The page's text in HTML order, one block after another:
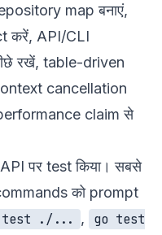
map बनाएं,
करें, API/CLI
रखें, table-driven
cancellation
claim से
पर test किया। सबसे
को prompt
test ./... ,
go test